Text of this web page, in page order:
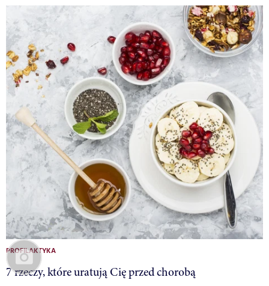
PROFILAKTYKA
7 rzeczy, które uratują Cię przed chorobą